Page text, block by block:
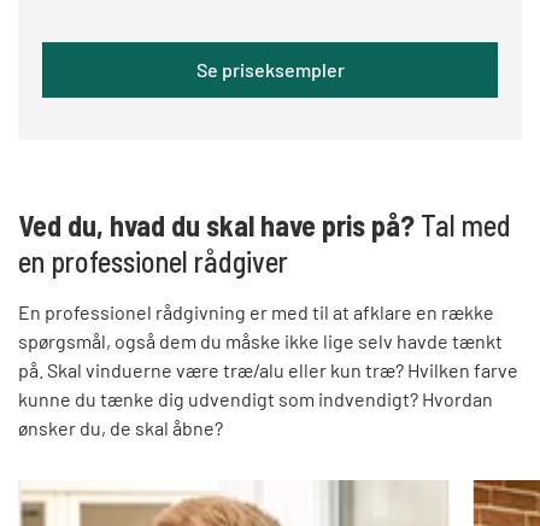
Se priseksempler
Ved du, hvad du skal have pris på? Tal med
en professionel rådgiver
En professionel rådgivning er med til at afklare en række
spørgsmål, også dem du måske ikke lige selv havde tænkt
på. Skal vinduerne være træ/alu eller kun træ? Hvilken farve
kunne du tænke dig udvendigt som indvendigt? Hvordan
ønsker du, de skal åbne?